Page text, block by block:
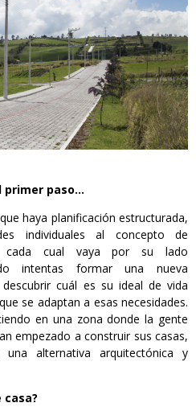
primer paso…
haya planificación estructurada,
individuales al concepto de
cada cual vaya por su lado
intentas formar una nueva
cuál es su ideal de vida
se adaptan a esas necesidades.
en una zona donde la gente
empezado a construir sus casas,
alternativa arquitectónica y